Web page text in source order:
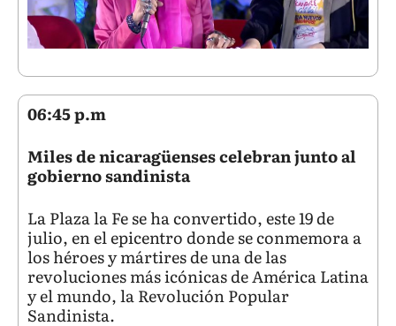
06:45 p.m
Miles de nicaragüenses celebran junto al
gobierno sandinista
La Plaza la Fe se ha convertido, este 19 de
julio, en el epicentro donde se conmemora a
los héroes y mártires de una de las
revoluciones más icónicas de América Latina
y el mundo, la Revolución Popular
Sandinista.